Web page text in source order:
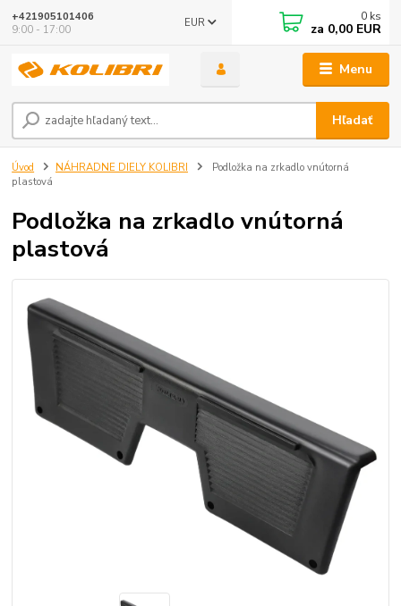
Menu
EUR
Hľadať
+421905101406
9:00 - 17:00
0 ks
za 0,00 EUR
Úvod NÁHRADNE DIELY KOLIBRI
Podložka na zrkadlo vnútorná
plastová
Podložka na zrkadlo vnútorná
plastová